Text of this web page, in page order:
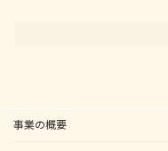
事業の概要